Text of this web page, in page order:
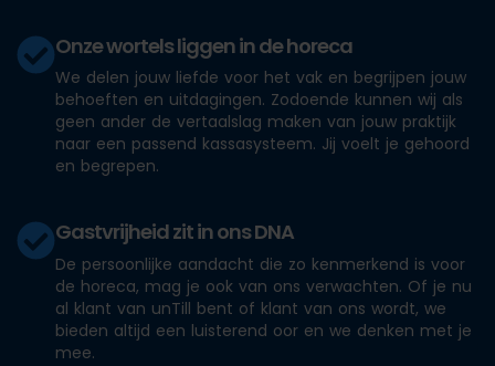
Onze wortels liggen in de horeca
We delen jouw liefde voor het vak en begrijpen jouw
behoeften en uitdagingen. Zodoende kunnen wij als
geen ander de vertaalslag maken van jouw praktijk
naar een passend kassasysteem. Jij voelt je gehoord
en begrepen.
Gastvrijheid zit in ons DNA
De persoonlijke aandacht die zo kenmerkend is voor
de horeca, mag je ook van ons verwachten. Of je nu
al klant van unTill bent of klant van ons wordt, we
bieden altijd een luisterend oor en we denken met je
mee.